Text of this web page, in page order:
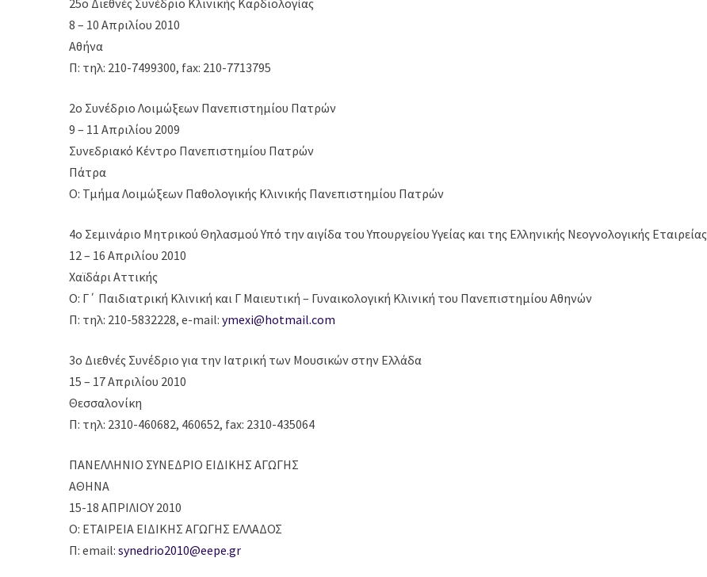
25ο Διεθνές Συνέδριο Κλινικής Καρδιολογίας
8 – 10 Απριλίου 2010
Αθήνα
Π: τηλ: 210-7499300, fax: 210-7713795
2ο Συνέδριο Λοιμώξεων Πανεπιστημίου Πατρών
9 – 11 Απριλίου 2009
Συνεδριακό Κέντρο Πανεπιστημίου Πατρών
Πάτρα
Ο: Τμήμα Λοιμώξεων Παθολογικής Κλινικής Πανεπιστημίου Πατρών
4o Σεμινάριο Μητρικού Θηλασμού Υπό την αιγίδα του Υπουργείου Υγείας και της Ελληνικής Nεογνολογικής Εταιρείας
12 – 16 Απριλίου 2010
Χαϊδάρι Αττικής
Ο: Γ΄ Παιδιατρική Κλινική και Γ Μαιευτική – Γυναικολογική Κλινική του Πανεπιστημίου Αθηνών
Π: τηλ: 210-5832228, e-mail: ymexi@hotmail.com
3ο Διεθνές Συνέδριο για την Ιατρική των Μουσικών στην Ελλάδα
15 – 17 Απριλίου 2010
Θεσσαλονίκη
Π: τηλ: 2310-460682, 460652, fax: 2310-435064
ΠΑΝΕΛΛΗΝΙΟ ΣΥΝΕΔΡΙΟ ΕΙΔΙΚΗΣ ΑΓΩΓΗΣ
ΑΘΗΝΑ
15-18 ΑΠΡΙΛΙΟΥ 2010
Ο: ΕΤΑΙΡΕΙΑ ΕΙΔΙΚΗΣ ΑΓΩΓΗΣ ΕΛΛΑΔΟΣ
Π: email: synedrio2010@eepe.gr